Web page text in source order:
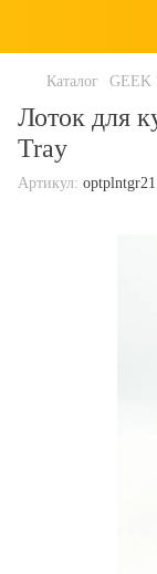
Каталог GEEK
Лоток для
Tray
Артикул: optplntgr21